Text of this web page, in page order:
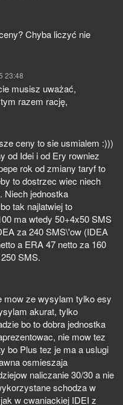
Chyba liczyć nie
23:48
musisz uważać,
razem rację,
ceny to sie usmialem :)))
od Idei i od Ery rowniez
rok od zmiany taryf to
to dostrzec wiec niech
Niech jednostka
tak najlatwiej to
ma wtedy 50+4x50 SMS
za 240 SMS\'ow (IDEA
a ERA 47 netto za 160
SMS.
mow ze wysylam tylko esy
akurat, tylko
bo to dobra jednostka
nie mow tez
bo Plus tez je ma a uslugi
osmieszaja
naliczanie 30/30 a nie
schodza w
w cwaniackiej IDEI z